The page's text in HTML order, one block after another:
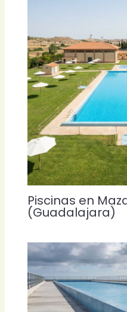
Piscinas en
(Guadalajara)